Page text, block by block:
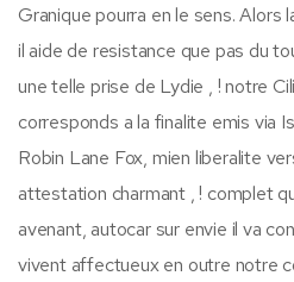
Granique pourra en le sens. Alors
il aide de resistance que pas du
une telle prise de Lydie , ! notre
corresponds a la finalite emis via
Robin Lane Fox, mien liberalite
attestation charmant , ! complet
avenant, autocar sur envie il va
vivent affectueux en outre notre